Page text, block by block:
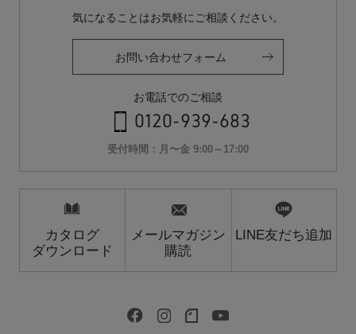
気になることはお気軽にご相談ください。
お問い合わせフォーム
お電話でのご相談
0120-939-683
受付時間：月〜金 9:00～17:00
カタログ
ダウンロード
メールマガジン
購読
LINE友だち追加